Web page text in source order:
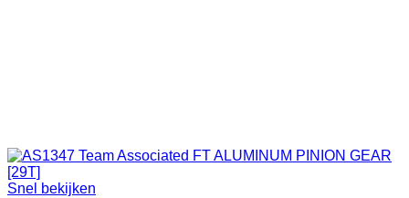
Snel bekijken